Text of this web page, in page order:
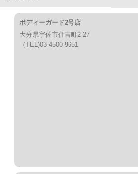
ボディーガード2号店
大分県宇佐市住吉町2-27
（TEL)03-4500-9651